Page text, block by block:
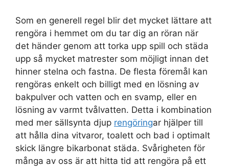
Som en generell regel blir det mycket lättare att
rengöra i hemmet om du tar dig an röran när
det händer genom att torka upp spill och städa
upp så mycket matrester som möjligt innan det
hinner stelna och fastna. De flesta föremål kan
rengöras enkelt och billigt med en lösning av
bakpulver och vatten och en svamp, eller en
lösning av varmt tvålvatten. Detta i kombination
med mer sällsynta djup rengöringar hjälper till
att hålla dina vitvaror, toalett och bad i optimalt
skick längre bikarbonat städa. Svårigheten för
många av oss är att hitta tid att rengöra på ett